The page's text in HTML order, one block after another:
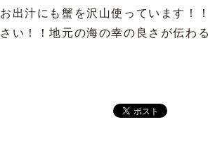
お出汁にも蟹を沢山使っています！
さい！！地元の海の幸の良さが伝わ